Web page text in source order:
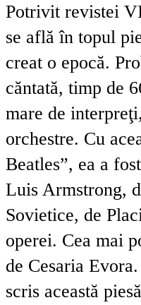
Potrivit revistei
se află în topul
creat o epocă.
căntată, timp de
mare de
orchestre. Cu
Beatles”, ea a
Luis Armstrong,
Sovietice, de
operei. Cea mai
de Cesaria
scris această